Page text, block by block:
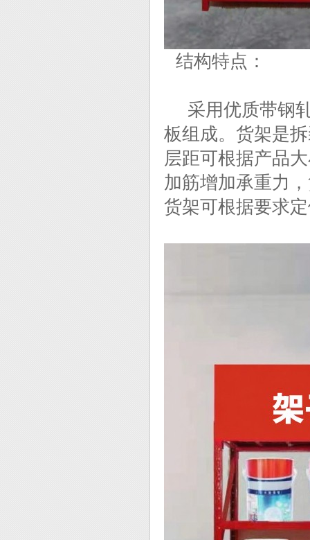
结构特点：
采用优质带钢
板组成。货架是
层距可根据产品
加筋增加承重力
货架可根据要求